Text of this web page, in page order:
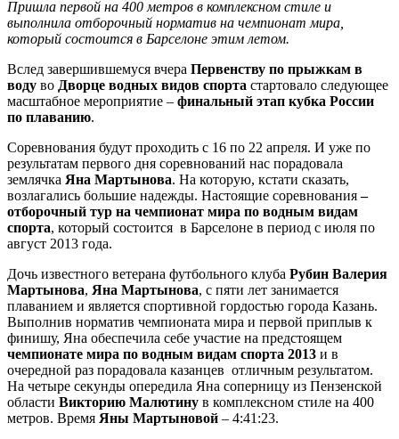
Пришла первой на 400 метров в комплексном стиле и
выполнила отборочный норматив на чемпионат мира,
который состоится в Барселоне этим летом.
Вслед завершившемуся вчера Первенству по прыжкам в
воду во Дворце водных видов спорта стартовало следующее
масштабное мероприятие – финальный этап кубка России
по плаванию.
Соревнования будут проходить с 16 по 22 апреля. И уже по
результатам первого дня соревнований нас порадовала
землячка Яна Мартынова. На которую, кстати сказать,
возлагались большие надежды. Настоящие соревнования–
отборочный тур на чемпионат мира по водным видам
спорта, который состоится в Барселоне в период с июля по
август 2013 года.
Дочь известного ветерана футбольного клуба Рубин Валерия
Мартынова, Яна Мартынова, с пяти лет занимается
плаванием и является спортивной гордостью города Казань.
Выполнив норматив чемпионата мира и первой приплыв к
финишу, Яна обеспечила себе участие на предстоящем
чемпионате мира по водным видам спорта 2013 и в
очередной раз порадовала казанцев отличным результатом.
На четыре секунды опередила Яна соперницу из Пензенской
области Викторию Малютину в комплексном стиле на 400
метров. Время Яны Мартыновой – 4:41:23.